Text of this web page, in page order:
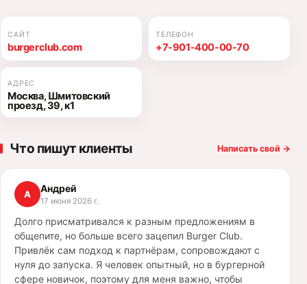
САЙТ
burgerclub.com
ТЕЛЕФОН
+7-901-400-00-70
АДРЕС
Москва, Шмитовский
проезд, 39, к1
Что пишут клиенты Написать свой →
А Андрей
17 июня 2026 г.
Долго присматривался к разным предложениям в
общепите, но больше всего зацепил Burger Club.
Привлёк сам подход к партнёрам, сопровождают с
нуля до запуска. Я человек опытный, но в бургерной
сфере новичок, поэтому для меня важно, чтобы